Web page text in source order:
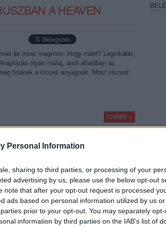
Personal Information
sharing to third parties, or processing of your
advertising by us, please use the below opt-out
note that after your opt-out request is processed
ads based on personal information utilized by us
prior to your opt-out. You may separately
information by third parties on the IAB’s list of
A HEAVEN
és most megírom. Hogy miért? Leginkább,
olyan műfaj, amit általában az
örülnek a vicces anyagnak. Most viszont
TOVÁBB →
búcsúkoncertjét a Heaven Street Seven, az